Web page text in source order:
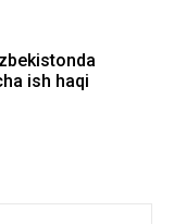
ish haqi